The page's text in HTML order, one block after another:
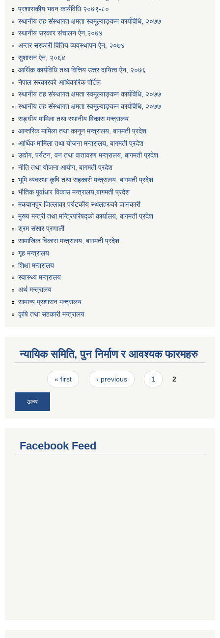
प्रशासकीय भवन कार्यविधि २०७९-८०
स्थानीय तह संस्थागत क्षमता स्वमूल्याङ्कन कार्यविधि, २०७७
स्थानीय सरकार संचालन ऐन,२०७४
अन्तर सरकारी वितिय व्यवस्थापन ऐन, २०७४
सुशासन ऐन, २०६४
आर्थिक कार्यविधि तथा वित्तिय उत्तर दायित्व ऐन, २०७६
नेपाल सरकारको आधिकारिक पोर्टल
स्थानीय तह संस्थागत क्षमता स्वमूल्याङ्कन कार्यविधि, २०७७
स्थानीय तह संस्थागत क्षमता स्वमूल्याङ्कन कार्यविधि, २०७७
सङ्घीय मामिला तथा स्थानीय विकास मन्त्रालय
आन्तरिक मामिला तथा कानून मन्त्रालय, बागमती प्रदेश
आर्थिक मामिला तथा योजना मन्त्रालय, बागमती प्रदेश
उद्योग, पर्यटन, वन तथा वातावरण मन्त्रालय, बागमती प्रदेश
नीति तथा योजना आयोग, बागमती प्रदेश
भूमि व्यवस्था कृषि तथा सहकारी मन्त्रालय, बागमती प्रदेश
भौतिक पूर्वाधार विकास मन्त्रालय,बागमती प्रदेश
मकवानपुर जिल्लाका पर्यटकीय स्थलहरुको जानकारी
मुख्य मन्त्री तथा मन्त्रिपरिषद्को कार्यालय, बागमती प्रदेश
श्रम संसार प्रणाली
सामाजिक विकास मन्त्रालय, बागमती प्रदेश
गृह मन्त्रालय
शिक्षा मन्त्रालय
स्वास्थ्य मन्त्रालय
अर्थ मन्त्रालय
सामान्य प्रशासन मन्त्रालय
कृषि तथा सहकारी मन्त्रालय
न्यायिक समिति, पुन निर्माण र आवश्यक फारमहरु
Pages« first ‹ previous 1 2
अन्य
Facebook Feed